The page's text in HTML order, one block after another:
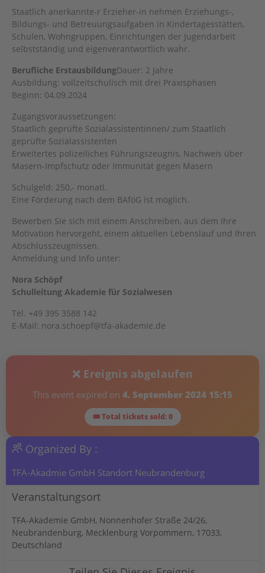
Staatlich anerkannte-r Erzieher-in nehmen Erziehungs-,
Bildungs- und Betreuungsaufgaben in Kindertagesstätten,
Schulen, Wohngruppen, Einrichtungen der Jugendarbeit
selbstständig und eigenverantwortlich wahr.
Berufliche ErstausbildungDauer: 2 Jahre
Ausbildung: vollzeitschulisch mit drei Praxisphasen
Beginn: 04.09.2024
Zugangsvoraussetzungen:
Staatlich geprüfte Sozialassistentinnen/ zum Staatlich
geprüfte Sozialassistenten
Erweitertes polizeiliches Führungszeugnis, Nachweis über
Masern-Impfschutz oder Immunität gegen Masern
Schulgeld: 250,- monatl.
Eine Förderung nach dem BAföG ist möglich.
Bewerben Sie sich mit einem Anschreiben, aus dem Ihre
Motivation hervorgeht, einem aktuellen Lebenslauf und Ihren
Abschlusszeugnissen.
Anmeldung und Info unter:
Nora Schöpf
Schulleitung Akademie für Sozialwesen
Tel. +49 395 3588 142
E-Mail: nora.schoepf@tfa-akademie.de
❌ Ereignis abgelaufen
This event expired on 4. September 2024 15:15
🎟 Total tickets sold: 0
Organized By :
TFA-Akadmie GmbH Standort Neubrandenburg
Veranstaltungsort
TFA-Akademie GmbH, Nonnenhofer Straße 24/26,
Neubrandenburg, Mecklenburg Vorpommern, 17033,
Deutschland